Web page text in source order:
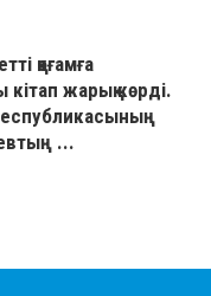
қоғамға
жарық көрді.
...